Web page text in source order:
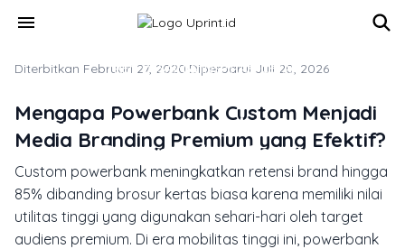
menu
TREN DESAIN & INSPIRASI CETAK
Cetak Powerbank Custom: Solusi
Souvenir Premium dan Panduan
Desain Bebas Cacat
Diterbitkan Februari 27, 2020·Diperbarui Juli 20, 2026
Mengapa Powerbank Custom Menjadi
Media Branding Premium yang Efektif?
Custom powerbank meningkatkan retensi brand hingga
85% dibanding brosur kertas biasa karena memiliki nilai
utilitas tinggi yang digunakan sehari-hari oleh target
audiens premium. Di era mobilitas tinggi ini, powerbank